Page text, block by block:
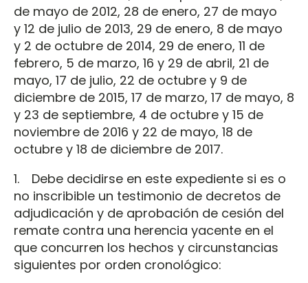
de mayo de 2012, 28 de enero, 27 de mayo
y 12 de julio de 2013, 29 de enero, 8 de mayo
y 2 de octubre de 2014, 29 de enero, 11 de
febrero, 5 de marzo, 16 y 29 de abril, 21 de
mayo, 17 de julio, 22 de octubre y 9 de
diciembre de 2015, 17 de marzo, 17 de mayo, 8
y 23 de septiembre, 4 de octubre y 15 de
noviembre de 2016 y 22 de mayo, 18 de
octubre y 18 de diciembre de 2017.
1. Debe decidirse en este expediente si es o
no inscribible un testimonio de decretos de
adjudicación y de aprobación de cesión del
remate contra una herencia yacente en el
que concurren los hechos y circunstancias
siguientes por orden cronológico: